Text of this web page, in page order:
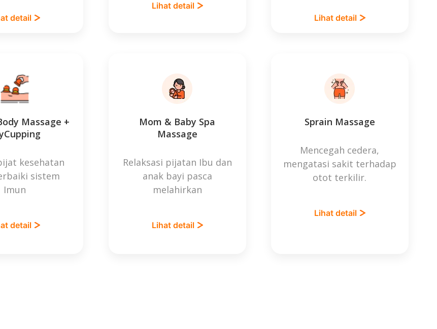
detail
Lihat detail
Lihat detail
Massage +
kesehatan
sistem
Imun
detail
Mom & Baby Spa
Massage
Relaksasi pijatan Ibu dan
anak bayi pasca
melahirkan
Lihat detail
Sprain Massage
Mencegah cedera,
mengatasi sakit terhadap
otot terkilir.
Lihat detail